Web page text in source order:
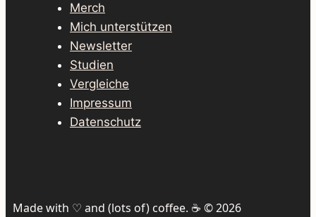
Merch
Mich unterstützen
Newsletter
Studien
Vergleiche
Impressum
Datenschutz
Made with ♡ and (lots of) coffee. ☕️ © 2026